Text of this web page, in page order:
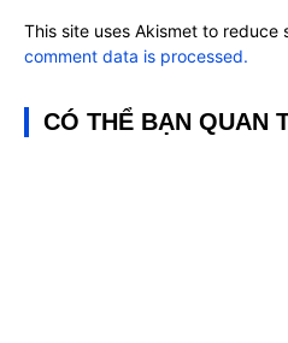
This site uses Akismet to reduce
comment data is processed.
CÓ THỂ BẠN QUAN